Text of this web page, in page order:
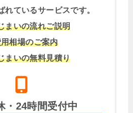
れているサービスです。
まいの流れご説明
相場のご案内
まいの無料見積り
・24時間受付中